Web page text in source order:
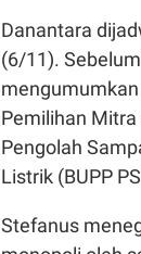
Danantara
(6/11).
Pemilihan Mitra
Pengolah
Listrik (BUPP
Stefanus